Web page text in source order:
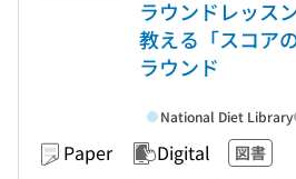
ラウンドレッス
教える「スコア
ラウンド
Paper Digital 図書
National Diet Library